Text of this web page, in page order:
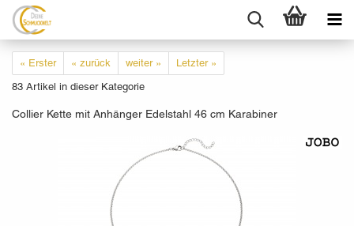
« Erster « zurück weiter »
Letzter »
83 Artikel in dieser Kategorie
Collier Kette mit Anhänger Edelstahl 46 cm Karabiner